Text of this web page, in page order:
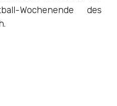
Wochenende des